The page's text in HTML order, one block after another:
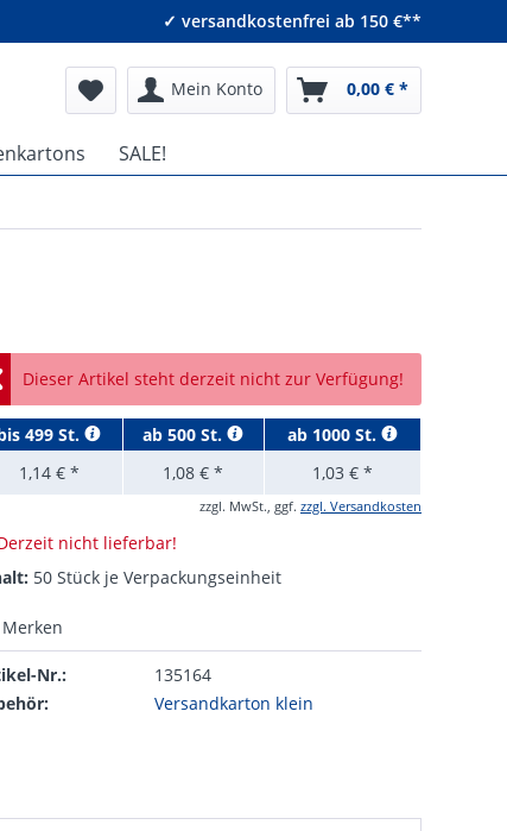
✓ versandkostenfrei ab 150 €**
Mein Konto 0,00 € *
SALE!
Dieser Artikel steht derzeit nicht zur Verfügung!
499 St. ab500 St. ab 1000 St.
1,14 € *
1,08 € * 1,03 € *
zzgl. MwSt., ggf. zzgl. Versandkosten
nicht lieferbar!
50 Stück je Verpackungseinheit
Merken
Nr.:
135164
Versandkarton klein